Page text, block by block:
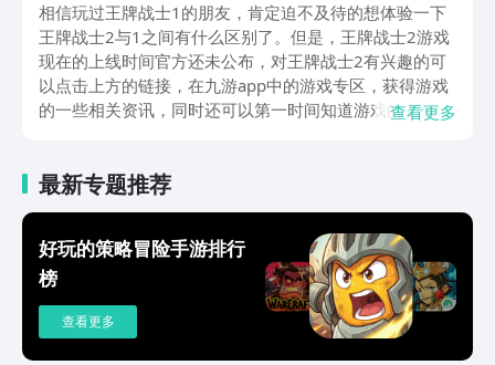
相信玩过王牌战士1的朋友，肯定迫不及待的想体验一下
王牌战士2与1之间有什么区别了。但是，王牌战士2游戏
现在的上线时间官方还未公布，对王牌战士2有兴趣的可
以点击上方的链接，在九游app中的游戏专区，获得游戏
的一些相关资讯，同时还可以第一时间知道游戏的上线时
两个队伍将各自分配为进攻阵营以及防守阵营，进攻阵营
需要携带特定的爆破装置，去到游戏地图中的A或B点进
行安装，安装完成后防止道具被敌方阵营拆除，直到装置
爆炸即可获胜。而防守方顾名思义就是需要去限制进攻方
的安装，将进攻方敌人全部击败，或将装置拆除即可。讲
完了游戏的玩法，我们再来看看游戏的一些内容。王牌战
士2的武器并不是玩家进入游戏前便携带的，而是采用了
查看更多
最新专题推荐
好玩的策略冒险手游排行
榜
查看更多